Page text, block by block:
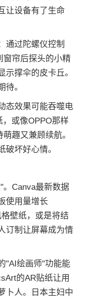
让设备有了生命
通过陀螺仪控制
窗帘后探头的小精
示撑伞的皮卡丘。
。
态效果可能吞噬电
或像OPPO那样
趣又兼顾续航。
坏好心情。
。Canva最新数据
使用量增长
壁纸，或是将结
订制让屏幕成为情
"AI绘画师"功能能
的AR贴纸让用
卜人。日本主妇中